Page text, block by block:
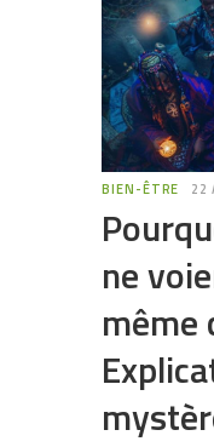
BIEN-ÊTRE 22
ne
même